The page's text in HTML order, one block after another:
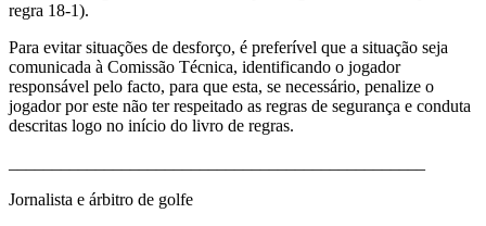
regra 18-1).
Para evitar situações de desforço, é preferível que a situação seja
comunicada à Comissão Técnica, identificando o jogador
responsável pelo facto, para que esta, se necessário, penalize o
jogador por este não ter respeitado as regras de segurança e conduta
descritas logo no início do livro de regras.
Jornalista e árbitro de golfe